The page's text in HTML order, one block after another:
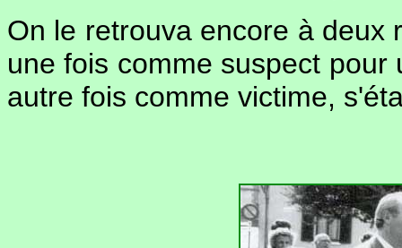
On le retrouva encore à deux
une fois comme suspect
autre fois comme victime,